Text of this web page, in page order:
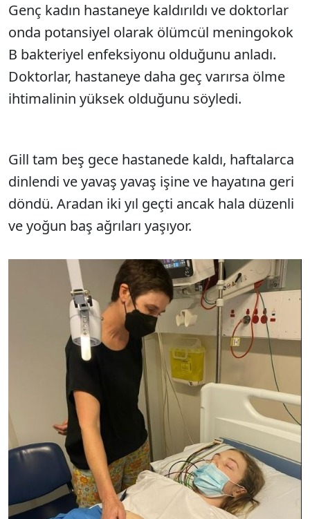
Sesi Aç
Genç kadın hastaneye kaldırıldı ve doktorlar
onda potansiyel olarak ölümcül meningokok
B bakteriyel enfeksiyonu olduğunu anladı.
Doktorlar, hastaneye daha geç varırsa ölme
ihtimalinin yüksek olduğunu söyledi.
Gill tam beş gece hastanede kaldı, haftalarca
dinlendi ve yavaş yavaş işine ve hayatına geri
döndü. Aradan iki yıl geçti ancak hala düzenli
ve yoğun baş ağrıları yaşıyor.